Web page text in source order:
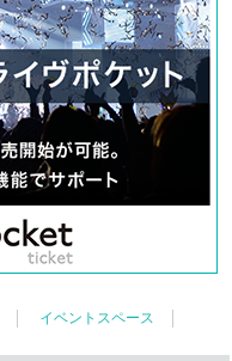
イベントスペース